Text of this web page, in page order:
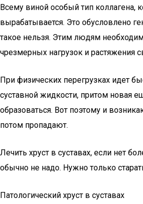
Всему виной особый тип коллагена,
вырабатывается. Это обусловлено
такое нельзя. Этим людям
чрезмерных нагрузок и растяжения
При физических перегрузках идет
суставной жидкости, притом новая
образоваться. Вот поэтому и
потом пропадают.
Лечить хруст в суставах, если нет
обычно не надо. Нужно только
Патологический хруст в суставах